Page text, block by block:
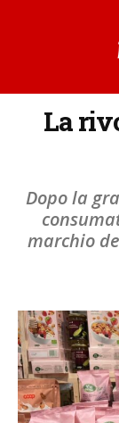
La
Dopo la
marchio